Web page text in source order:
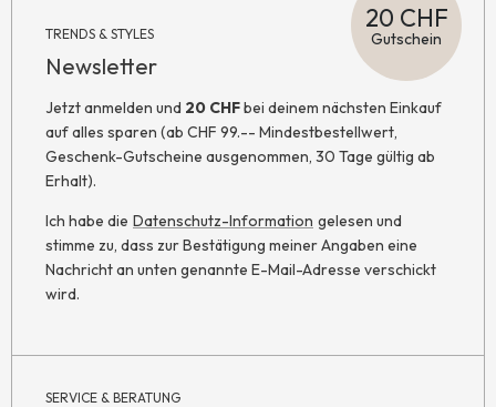
TRENDS & STYLES
Newsletter
20 CHF
Gutschein
Jetzt anmelden und 20 CHFbei deinem nächsten Einkauf
auf alles sparen (ab CHF 99.-- Mindestbestellwert,
Geschenk-Gutscheine ausgenommen, 30 Tage gültig ab
Erhalt).
Ich habe die Datenschutz-Information gelesen und
stimme zu, dass zur Bestätigung meiner Angaben eine
Nachricht an unten genannte E-Mail-Adresse verschickt
wird.
SERVICE & BERATUNG